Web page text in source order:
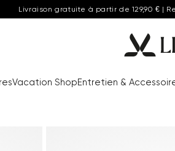
Livraison gratuite à partir de 129,90 € |
Vacation ShopEntretien &